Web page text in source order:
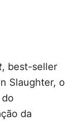
, best-seller
Slaughter, o
da